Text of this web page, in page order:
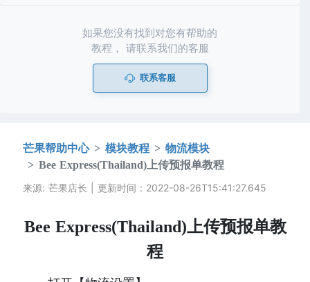
如果您没有找到对您有帮助的
教程， 请联系我们的客服
联系客服
芒果帮助中心 模块教程
物流模块
Bee Express(Thailand)上传预报单教程
来源: 芒果店长 | 更新时间：2022-08-26T15:41:27.645
Bee Express(Thailand)上传预报单教
程